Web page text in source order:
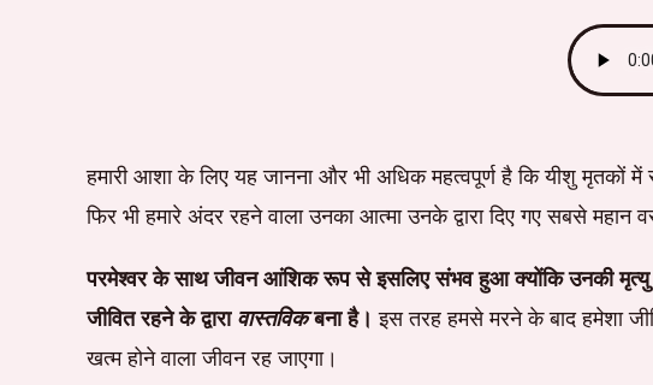
हमारी आशा के लिए यह जानना और भी अधिक महत्वपूर्ण है कि यीशु मृतकों
फिर भी हमारे अंदर रहने वाला उनका आत्मा उनके द्वारा दिए गए सबसे महान
परमेश्वर के साथ जीवन आंशिक रूप से इसलिए संभव हुआ क्योंकि उनकी मृत्यु
जीवित रहने के द्वारा वास्तविकबना है। इस तरह हमसे मरने के बाद हमेशा
खत्म होने वाला जीवन रह जाएगा।